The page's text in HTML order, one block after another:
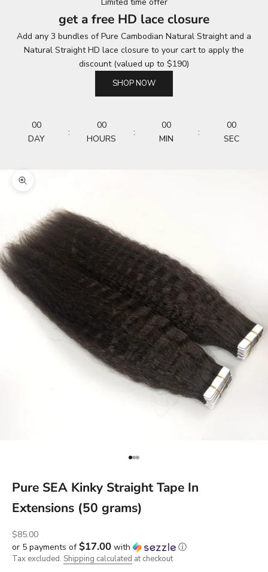
get a free HD lace closure
Add any 3 bundles of Pure Cambodian Natural Straight and a
Natural Straight HD lace closure to your cart to apply the
discount (valued up to $190)
SHOP NOW
00
DAY
:
00
HOURS
:
00
MIN
:
00
SEC
Zoom picture
Go to item 1
Go to item 2
Go to item 3
Pure SEA Kinky Straight Tape In
Extensions (50 grams)
Sale price
$85.00
or 5 payments of$17.00 with ⓘ
Tax excluded. Shipping calculated at checkout